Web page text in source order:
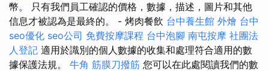
幣。 只有我們員工確認的價格，數據，描述，圖片和其他
信息才被認為是最終的。 - 烤肉餐飲 台中養生館 外燴 台中
seo優化 seo公司 免費按摩課程 台中泡腳 南屯按摩 社團法
人登記 適用於識別的個人數據的收集和處理符合適用的數
據保護法規。 牛角 筋膜刀撥筋 您可以在此處閱讀我們的數